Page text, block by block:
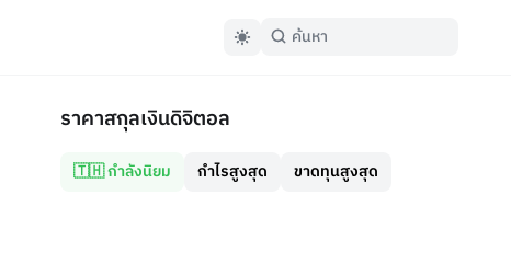
ราคาสกุลเงินดิจิตอล
🇹🇭 กำลังนิยม กำไรสูงสุด ขาดทุนสูงสุด